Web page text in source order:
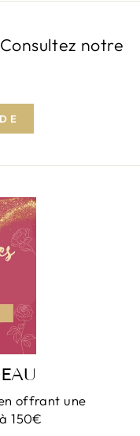
notre
offrant une
150€